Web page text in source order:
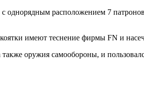
однорядным расположением 7
имеют теснение фирмы FN и
оружия самообороны, и